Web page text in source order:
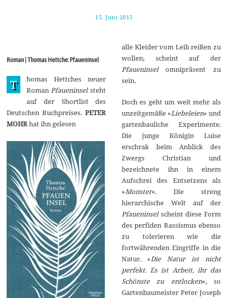
15. Juni 2015
a
i
2
0
1
5
Roman | Thomas Hettche: Pfaueninsel
T
homas Hettches neuer
Roman Pfaueninselsteht
auf der Shortlist des
Deutschen Buchpreises.PETER
MOHRhat ihn gelesen
alle Kleider vom Leib reißen zu
wollen, scheint auf der
Pfaueninselomnipräsent zu
sein.
Doch es geht um weit mehr als
unzeitgemäße »Liebeleien« und
gartenbauliche Experimente.
Die junge Königin Luise
erschrak beim Anblick des
Zwergs Christian und
bezeichnete ihn in einem
Aufschrei des Entsetzens als
»Monster«. Die streng
hierarchische Welt auf der
Pfaueninselscheint diese Form
des perfiden Rassismus ebenso
zu tolerieren wie die
fortwährenden Eingriffe in die
Natur. »Die Natur ist nicht
perfekt. Es ist Arbeit, ihr das
Schönste zu entlocken«, so
Gartenbaumeister Peter Joseph